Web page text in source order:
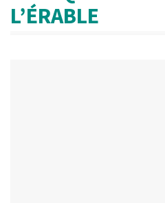
L’ÉRABLE